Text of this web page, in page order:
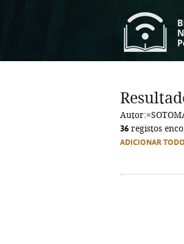
36 registos
ADICIONAR